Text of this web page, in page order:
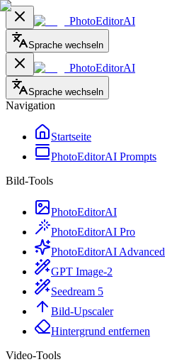
PhotoEditorAI
Sprache wechseln
PhotoEditorAI
Sprache wechseln
Navigation
Startseite
PhotoEditorAI Prompts
Bild-Tools
PhotoEditorAI
PhotoEditorAI Pro
PhotoEditorAI Advanced
GPT Image-2
Seedream 5
Bild-Upscaler
Hintergrund entfernen
Video-Tools